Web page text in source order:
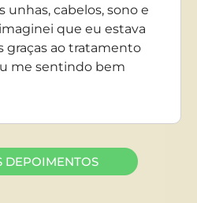
unhas, cabelos, sono e
que eu estava
graças ao tratamento
me sentindo bem
DEPOIMENTOS